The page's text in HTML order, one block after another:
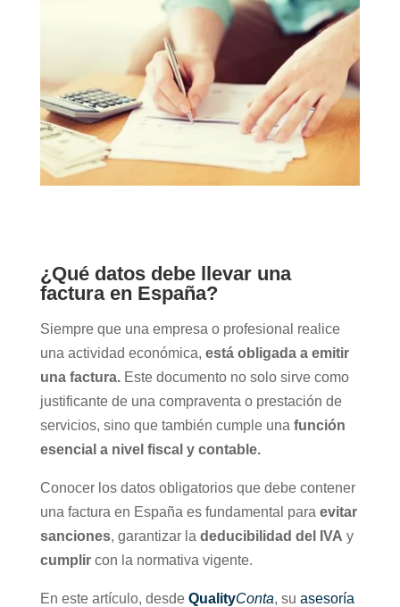
¿Qué datos debe llevar una
factura en España?
Siempre que una empresa o profesional realice
una actividad económica, está obligada a emitir
una factura. Este documento no solo sirve como
justificante de una compraventa o prestación de
servicios, sino que también cumple una función
esencial a nivel fiscal y contable.
Conocer los datos obligatorios que debe contener
una factura en España es fundamental para evitar
sanciones, garantizar la deducibilidad del IVA y
cumplir con la normativa vigente.
En este artículo, desde QualityConta, su asesoría